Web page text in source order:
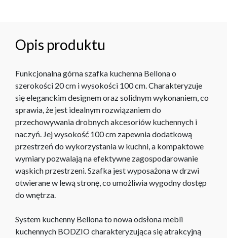
Opis produktu
Funkcjonalna górna szafka kuchenna Bellona o
szerokości 20 cm i wysokości 100 cm. Charakteryzuje
się eleganckim designem oraz solidnym wykonaniem, co
sprawia, że jest idealnym rozwiązaniem do
przechowywania drobnych akcesoriów kuchennych i
naczyń. Jej wysokość 100 cm zapewnia dodatkową
przestrzeń do wykorzystania w kuchni, a kompaktowe
wymiary pozwalają na efektywne zagospodarowanie
wąskich przestrzeni. Szafka jest wyposażona w drzwi
otwierane w lewą stronę, co umożliwia wygodny dostęp
do wnętrza.
System kuchenny Bellona to nowa odsłona mebli
kuchennych BODZIO charakteryzująca się atrakcyjną